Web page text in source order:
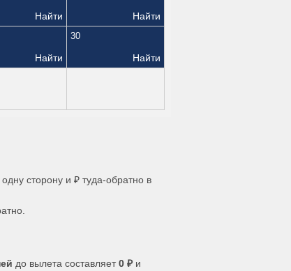
Найти Найти
Найти
30
Найти
одну сторону и ₽ туда-обратно в
до вылета составляет0 ₽ и